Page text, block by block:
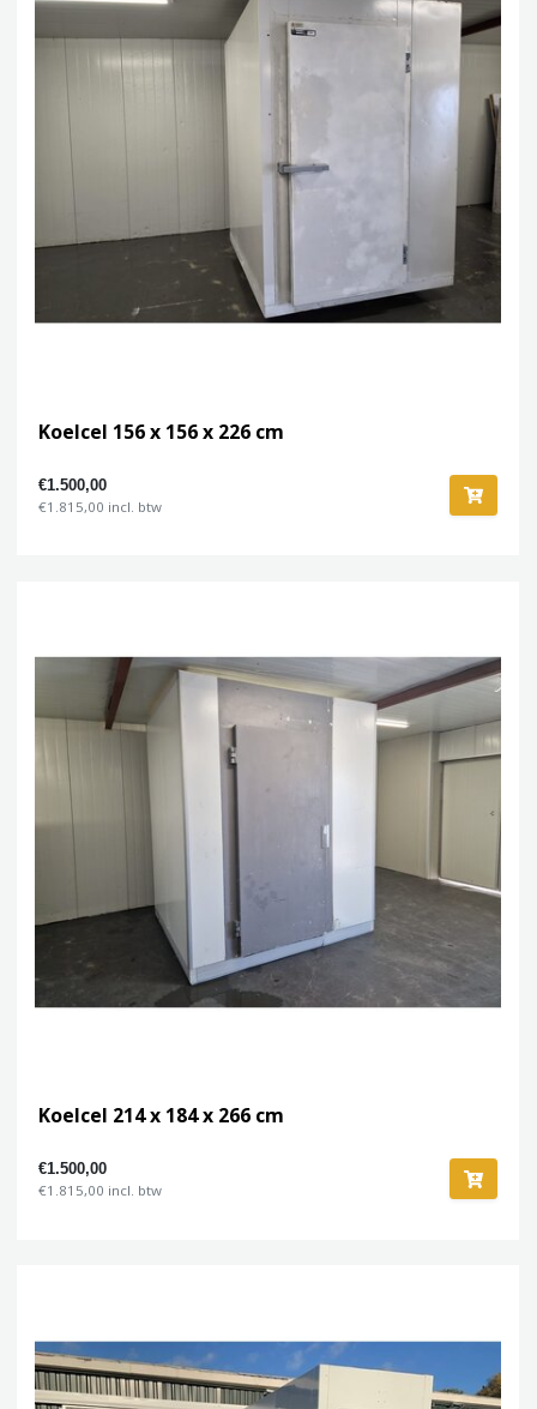
Koelcel 156 x 156 x 226 cm
€1.500,00
€1.815,00 incl. btw
Koelcel 214 x 184 x 266 cm
€1.500,00
€1.815,00 incl. btw